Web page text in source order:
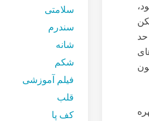
سلامتی
سندرم
شانه
شکم
فیلم آموزشی
قلب
کف پا